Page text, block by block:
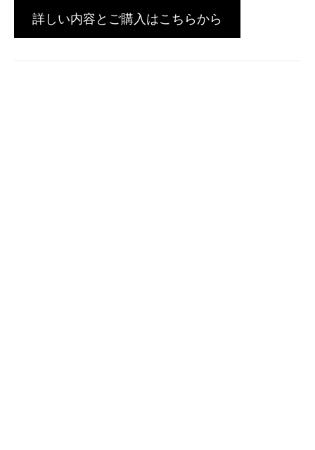
詳しい内容とご購入はこちらから